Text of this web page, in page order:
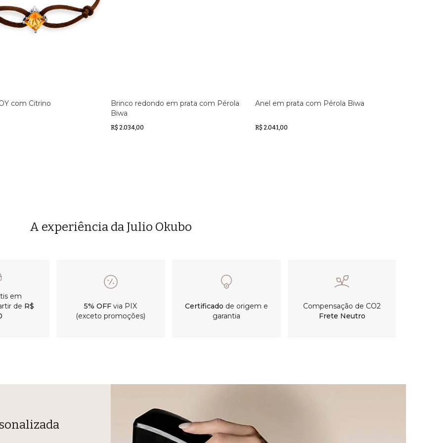
com Citrino
Brinco redondo em prata com Pérola
Biwa
R$ 2.034,00
Anel em prata com Pérola Biwa
R$ 2.041,00
A experiência da Julio Okubo
em
de R$
5% OFF via PIX
(exceto promoções)
Certificado de origem e
garantia
Compensação de CO2
Frete Neutro